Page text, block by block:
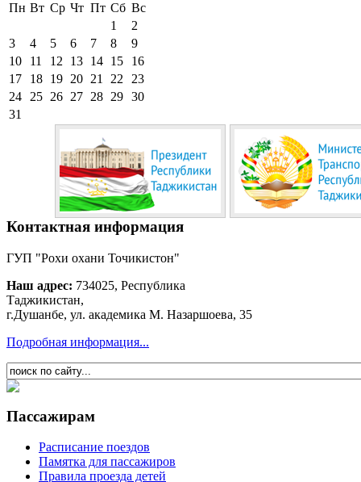
Пн Вт Ср Чт Пт Сб Вс
1
2
3
4 5 6 7 8
9
10
11 12 13 14 15
16
17
18 19 20 21 22
23
24
25 26 27 28 29 30
31
Контактная информация
ГУП "Рохи охани Точикистон"
Наш адрес: 734025, Республика
Таджикистан,
г.Душанбе, ул. академика М. Назаршоева, 35
Подробная информация...
Пассажирам
Расписание поездов
Памятка для пассажиров
Правила проезда детей